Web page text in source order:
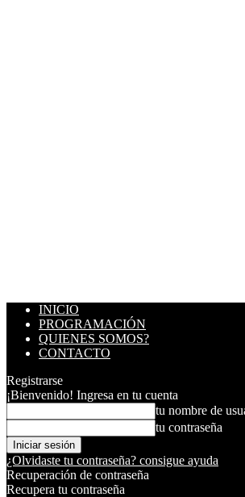
INICIO
PROGRAMACIÓN
QUIENES SOMOS?
CONTACTO
Registrarse
¡Bienvenido! Ingresa en tu cuenta
tu nombre de
tu contraseña
¿Olvidaste tu contraseña? consigue ayuda
Recuperación de contraseña
Recupera tu contraseña